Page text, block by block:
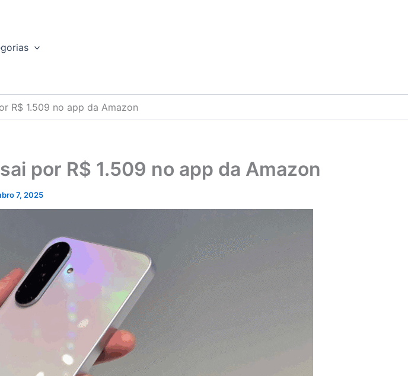
R$ 1.509 no app da Amazon
por R$ 1.509 no app da Amazon
7, 2025